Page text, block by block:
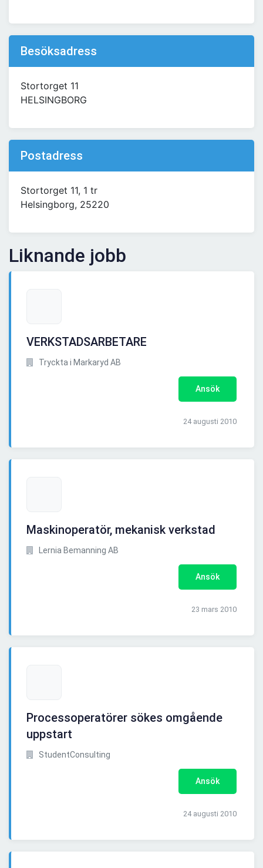
Besöksadress
Stortorget 11
HELSINGBORG
Postadress
Stortorget 11, 1 tr
Helsingborg, 25220
Liknande jobb
VERKSTADSARBETARE
Tryckta i Markaryd AB
Ansök
24 augusti 2010
Maskinoperatör, mekanisk verkstad
Lernia Bemanning AB
Ansök
23 mars 2010
Processoperatörer sökes omgående
uppstart
StudentConsulting
Ansök
24 augusti 2010